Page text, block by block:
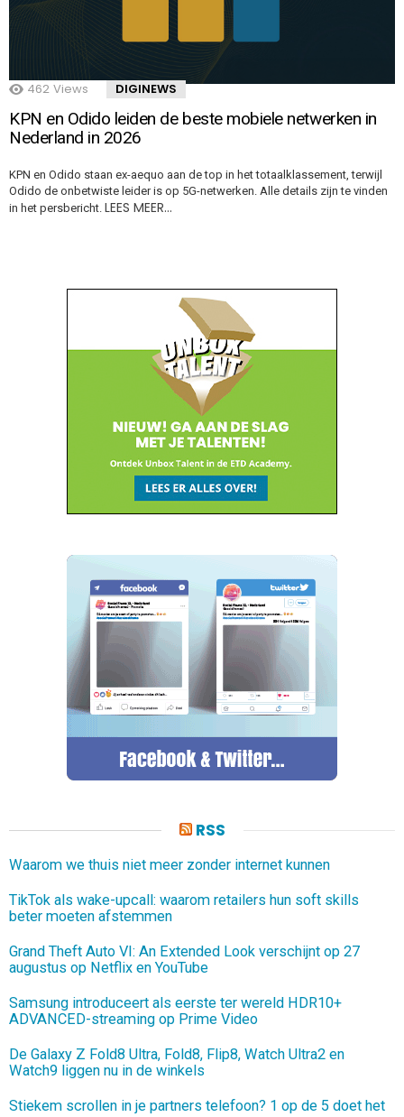
462 Views DIGINEWS
KPN en Odido leiden de beste mobiele netwerken in
Nederland in 2026
KPN en Odido staan ex-aequo aan de top in het totaalklassement, terwijl
Odido de onbetwiste leider is op 5G-netwerken. Alle details zijn te vinden
in het persbericht. LEES MEER…
RSS
Waarom we thuis niet meer zonder internet kunnen
TikTok als wake-upcall: waarom retailers hun soft skills
beter moeten afstemmen
Grand Theft Auto VI: An Extended Look verschijnt op 27
augustus op Netflix en YouTube
Samsung introduceert als eerste ter wereld HDR10+
ADVANCED-streaming op Prime Video
De Galaxy Z Fold8 Ultra, Fold8, Flip8, Watch Ultra2 en
Watch9 liggen nu in de winkels
Stiekem scrollen in je partners telefoon? 1 op de 5 doet het